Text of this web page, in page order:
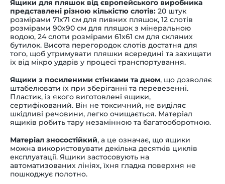
Ящики для пляшок від європейського виробника
представлені різною кількістю слотів: 20 штук
розмірами 71х71 см для пивних пляшок, 12 слотів
розмірами 90х90 см для пляшок з мінеральною
водою, 24 слоти розмірами 61х61 см для скляних
бутилок. Висота перегородок слотів достатня для
того, щоб утримувати пляшки всередині та захищати
їх від мікро ударів у процесі транспортування.
Ящики з посиленими стінками та дном, що дозволяє
штабелювати їх при зберіганні та перевезенні.
Пластик, із якого виготовлені ящики,
сертифікований. Він не токсичний, не виділяє
шкідливі речовини, легко очищається. Матеріал
ящиків робить тару незамінною та багатооборотною.
Матеріал зносостійкий, а це означає, що ящики
можна використовувати декілька десятків циклів
експлуатації. Ящики застосовують на
автоматизованих лініях, їхня гладка поверхня не
пошкоджує полотно.